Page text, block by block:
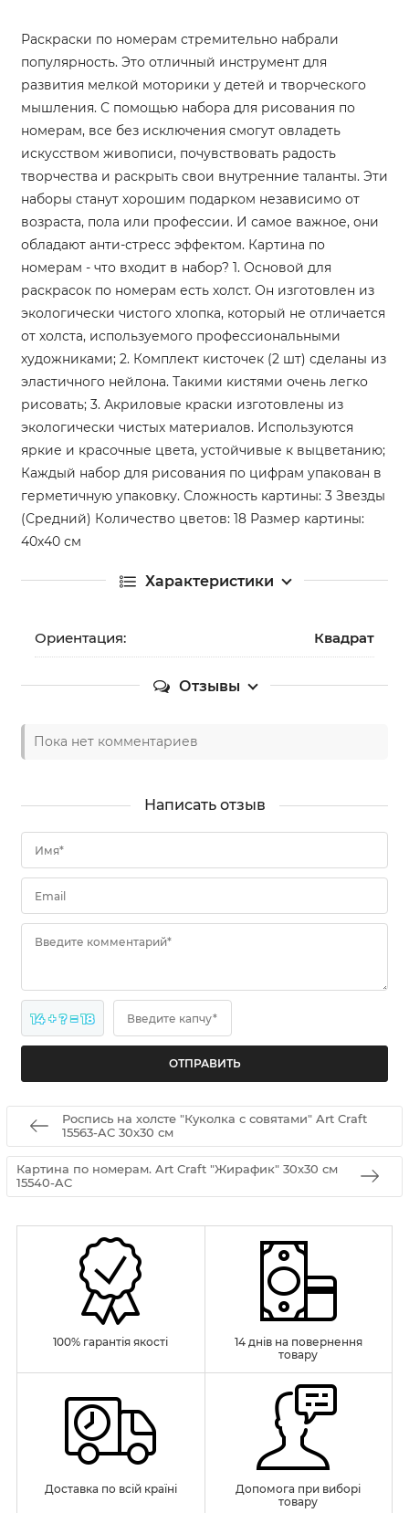
Раскраски по номерам стремительно набрали
популярность. Это отличный инструмент для
развития мелкой моторики у детей и творческого
мышления. С помощью набора для рисования по
номерам, все без исключения смогут овладеть
искусством живописи, почувствовать радость
творчества и раскрыть свои внутренние таланты. Эти
наборы станут хорошим подарком независимо от
возраста, пола или профессии. И самое важное, они
обладают анти-стресс эффектом. Картина по
номерам - что входит в набор? 1. Основой для
раскрасок по номерам есть холст. Он изготовлен из
экологически чистого хлопка, который не отличается
от холста, используемого профессиональными
художниками; 2. Комплект кисточек (2 шт) сделаны из
эластичного нейлона. Такими кистями очень легко
рисовать; 3. Акриловые краски изготовлены из
экологически чистых материалов. Используются
яркие и красочные цвета, устойчивые к выцветанию;
Каждый набор для рисования по цифрам упакован в
герметичную упаковку. Сложность картины: 3 Звезды
(Средний) Количество цветов: 18 Размер картины:
40х40 см
Характеристики
Ориентация: Квадрат
Отзывы
Пока нет комментариев
Написать отзыв
Имя*
Email
Введите комментарий*
14 + ? = 18 Введите капчу*
Роспись на холсте "Куколка с совятами" Art Craft
15563-AC 30х30 см
Картина по номерам. Art Craft "Жирафик" 30х30 см
15540-AC
100% гарантія якості
14 днів на повернення
товару
Доставка по всій країні
Допомога при виборі
товару